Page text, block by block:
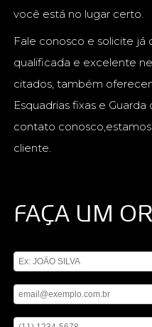
você está no lugar certo.
Fale conosco e solicite
qualificada e excelente
citados, também
Esquadrias fixas e
contato
cliente.
FAÇA UM